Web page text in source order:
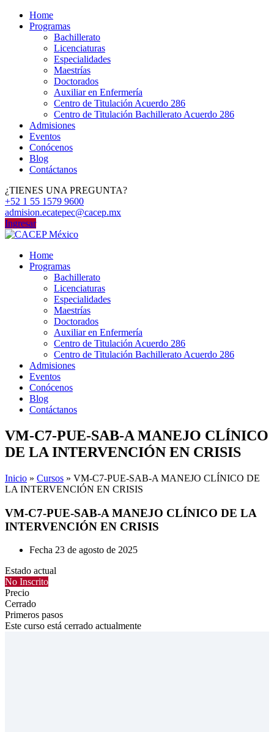
Home
Programas
Bachillerato
Licenciaturas
Especialidades
Maestrías
Doctorados
Auxiliar en Enfermería
Centro de Titulación Acuerdo 286
Centro de Titulación Bachillerato Acuerdo 286
Admisiones
Eventos
Conócenos
Blog
Contáctanos
¿TIENES UNA PREGUNTA?
+52 1 55 1579 9600
admision.ecatepec@cacep.mx
Ingresar
Home
Programas
Bachillerato
Licenciaturas
Especialidades
Maestrías
Doctorados
Auxiliar en Enfermería
Centro de Titulación Acuerdo 286
Centro de Titulación Bachillerato Acuerdo 286
Admisiones
Eventos
Conócenos
Blog
Contáctanos
VM-C7-PUE-SAB-A MANEJO CLÍNICO
DE LA INTERVENCIÓN EN CRISIS
Inicio » Cursos » VM-C7-PUE-SAB-A MANEJO CLÍNICO DE
LA INTERVENCIÓN EN CRISIS
VM-C7-PUE-SAB-A MANEJO CLÍNICO DE LA
INTERVENCIÓN EN CRISIS
Fecha 23 de agosto de 2025
Estado actual
No Inscrito
Precio
Cerrado
Primeros pasos
Este curso está cerrado actualmente